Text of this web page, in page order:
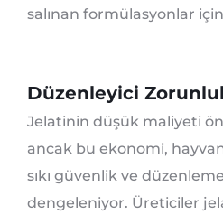
salınan formülasyonlar
Düzenleyici
Jelatinin düşük maliyeti
ancak bu ekonomi,
sıkı güvenlik ve
dengeleniyor. Üreticiler